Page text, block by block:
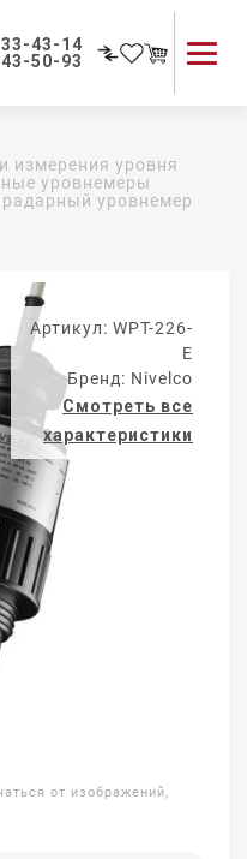
43-14
50-93
Применение приборов
Как мы работаем
измерения уровня
уровнемеры
уровнемер
Артикул: WPT-226-
E
Бренд: Nivelco
Смотреть все
характеристики
от изображений,